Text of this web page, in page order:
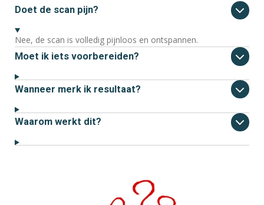
Doet de scan pijn?
Nee, de scan is volledig pijnloos en ontspannen.
Moet ik iets voorbereiden?
Wanneer merk ik resultaat?
Waarom werkt dit?